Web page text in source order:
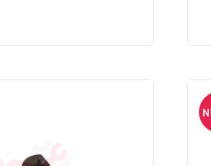
en una Vespa o
clásica?
conduce una scooter